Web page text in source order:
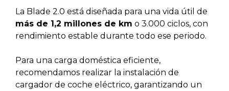
La Blade 2.0 está diseñada para una vida útil de
más de 1,2 millones de km o 3.000 ciclos, con
rendimiento estable durante todo ese periodo.
Para una carga doméstica eficiente,
recomendamos realizar la instalación de
cargador de coche eléctrico, garantizando un